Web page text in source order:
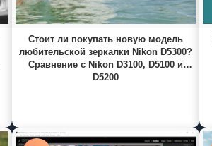
Стоит ли покупать новую модель
любительской зеркалки Nikon D5300?
Сравнение с Nikon D3100, D5100 и
D5200